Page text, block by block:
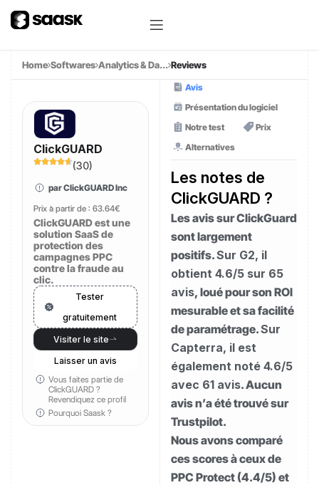
Home Softwares Analytics & Da... Reviews
ClickGUARD
(30)
par ClickGUARD Inc
Prix à partir de : 63.64€
ClickGUARD est une
solution SaaS de
protection des
campagnes PPC
contre la fraude au
clic.
Tester
gratuitement
Visiter le site
Laisser un avis
Vous faites partie de
ClickGUARD ?
Revendiquez ce profil
Pourquoi Saask ?
Avis
Présentation du logiciel
Notre test
Prix
Alternatives
Les notes de
ClickGUARD ?
Les avis sur ClickGuard
sont largement
positifs.Sur G2, il
obtient 4.6/5 sur 65
avis, loué pour son ROI
mesurable et sa facilité
de paramétrage.Sur
Capterra, il est
également noté 4.6/5
avec 61 avis. Aucun
avis n’a été trouvé sur
Trustpilot.
Nous avons comparé
ces scores à ceux de
PPC Protect (4.4/5) et